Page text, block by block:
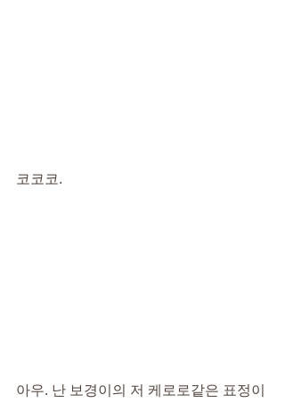
코코코.
아우. 난 보경이의 저 케로로같은 표정이